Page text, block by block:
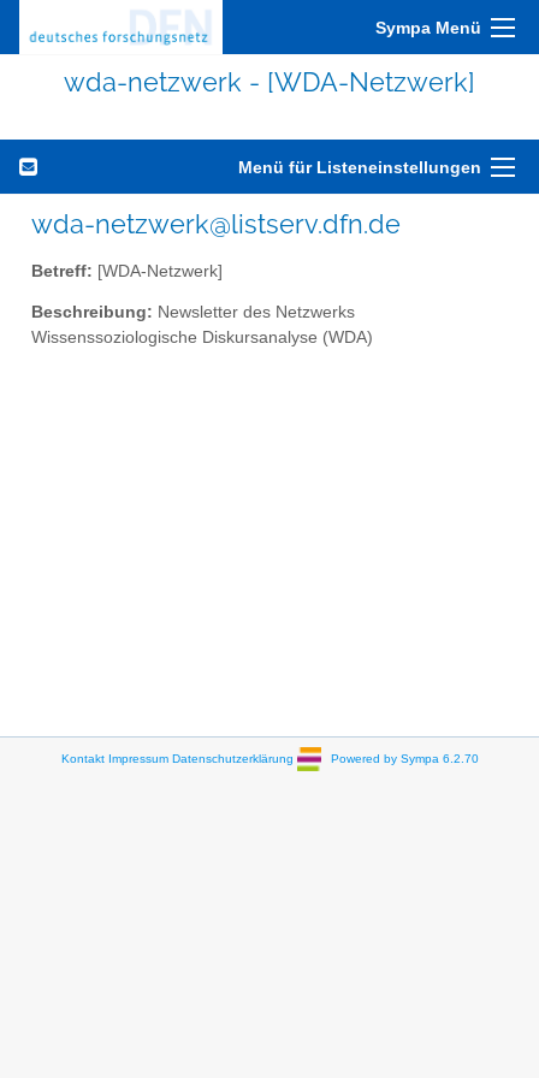
Sympa Menü
wda-netzwerk - [WDA-Netzwerk]
Menü für Listeneinstellungen
wda-netzwerk@listserv.dfn.de
Betreff: [WDA-Netzwerk]
Beschreibung: Newsletter des Netzwerks
Wissenssoziologische Diskursanalyse (WDA)
Kontakt Impressum Datenschutzerklärung Powered by Sympa 6.2.70